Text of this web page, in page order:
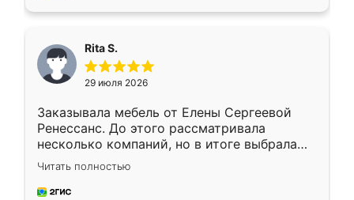
Rita S.
29 июля 2026
Заказывала мебель от Елены Сергеевой
Ренессанс. До этого рассматривала
несколько компаний, но в итоге выбрала
эту. Сначала обговорили условия, потом
приехал замерщик, всё спокойно объяснил
и снял размеры. Изготовили в срок, с
Читать полностью